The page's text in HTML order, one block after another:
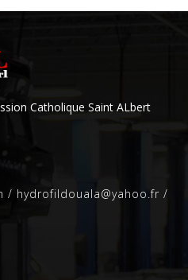
Catholique Saint ALbert
/ hydrofildouala@yahoo.fr /